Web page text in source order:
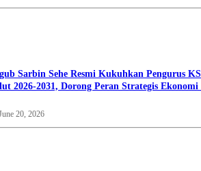
Sarbin Sehe Resmi Kukuhkan Pengurus
2026-2031, Dorong Peran Strategis Ekonomi
20, 2026